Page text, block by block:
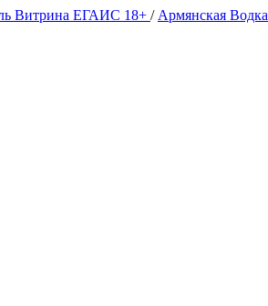
Витрина ЕГАИС 18+ / Армянская Водка